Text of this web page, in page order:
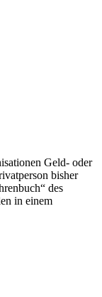
Geld- oder
bisher
des
in einem